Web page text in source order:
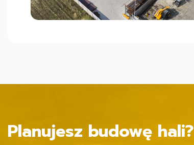
Planujesz budowę hali?